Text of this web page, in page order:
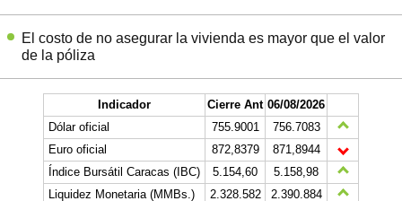
El costo de no asegurar la vivienda es mayor que el valor
de la póliza
Indicador Cierre Ant 06/08/2026
Dólar oficial
755.9001
756.7083
Euro oficial
872,8379
871,8944
Índice Bursátil Caracas (IBC)
5.154,60
5.158,98
Liquidez Monetaria (MMBs.)
2.328.582
2.390.884